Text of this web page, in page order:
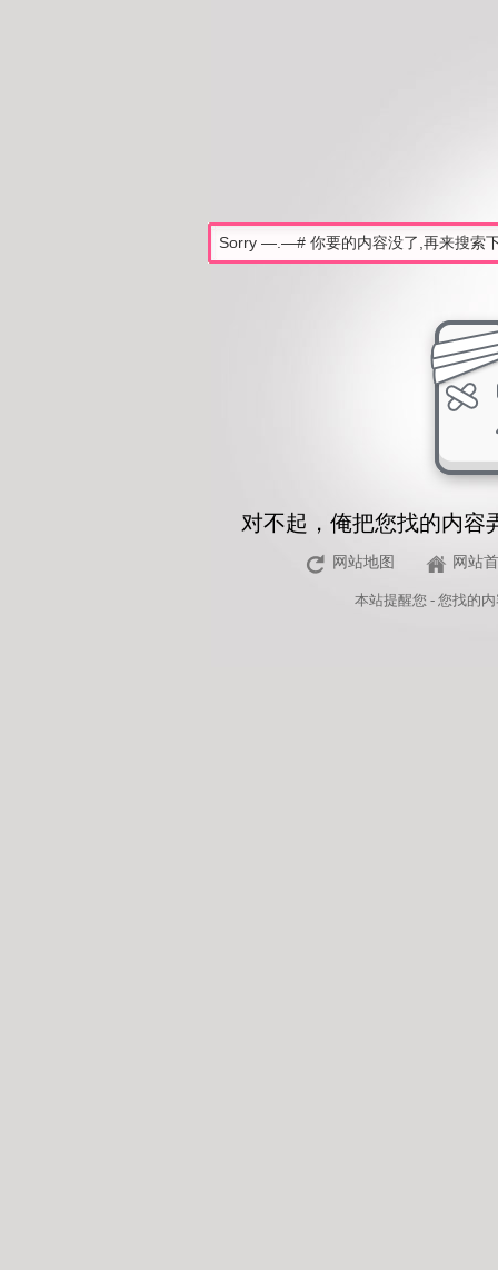
对不起，俺把您找的内容
网站地图 网站
本站提醒您 - 您找的